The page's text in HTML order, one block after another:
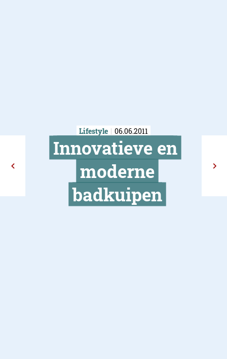
Lifestyle 06.06.2011